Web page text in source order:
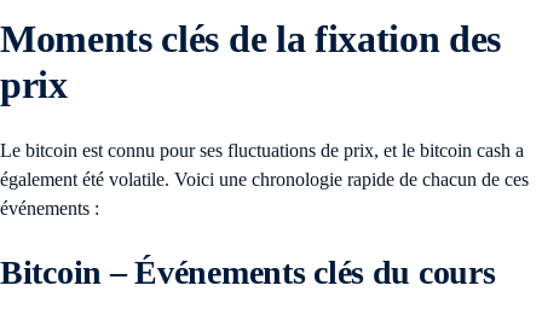
Moments clés de la fixation des
prix
Le bitcoin est connu pour ses fluctuations de prix, et le bitcoin cash a
également été volatile. Voici une chronologie rapide de chacun de ces
événements :
Bitcoin – Événements clés du cours